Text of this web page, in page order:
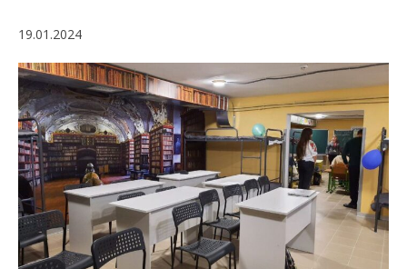
19.01.2024